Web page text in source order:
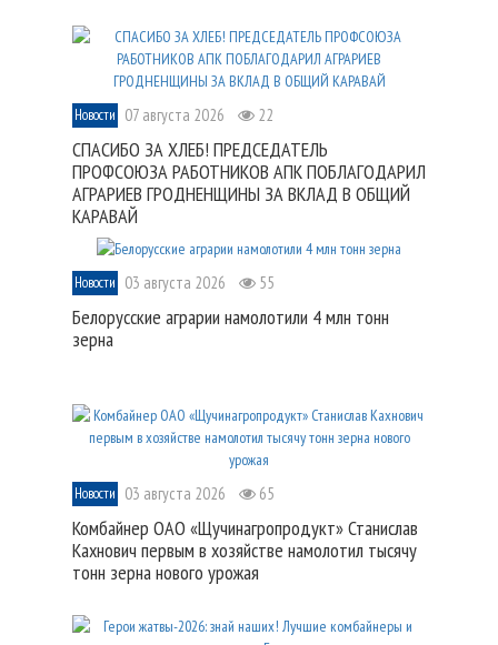
Новости 07 августа 2026 22
СПАСИБО ЗА ХЛЕБ! ПРЕДСЕДАТЕЛЬ
ПРОФСОЮЗА РАБОТНИКОВ АПК ПОБЛАГОДАРИЛ
АГРАРИЕВ ГРОДНЕНЩИНЫ ЗА ВКЛАД В ОБЩИЙ
КАРАВАЙ
Новости 03 августа 2026 55
Белорусские аграрии намолотили 4 млн тонн
зерна
Новости 03 августа 2026 65
Комбайнер ОАО «Щучинагропродукт» Станислав
Кахнович первым в хозяйстве намолотил тысячу
тонн зерна нового урожая